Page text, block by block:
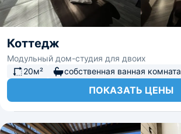
Коттедж
Модульный дом-студия для двоих
20м²
собственная ванная комната
ПОКАЗАТЬ ЦЕНЫ